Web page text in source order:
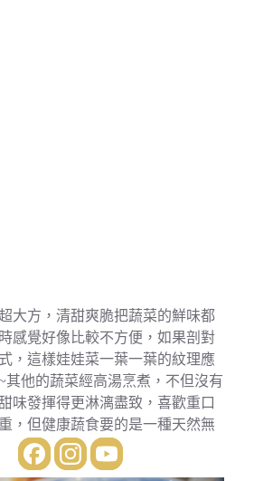
大方，清甜爽脆把蔬菜的鮮味都
感覺好像比較不方便，如果剖對
，這樣娃娃菜一葉一葉的紋理應
其他的蔬菜經高湯烹煮，不但沒有
味發揮得更淋漓盡致，喜歡重口
，但健康蔬食要的是一種天然無